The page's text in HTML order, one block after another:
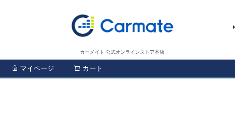
カーメイト 公式オンラインストア本店
マイページ カート